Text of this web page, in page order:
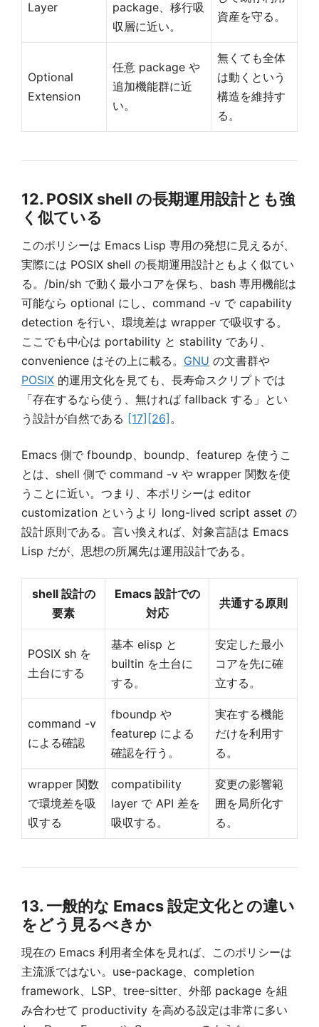
Layer
package、移行吸
収層に近い。
資産を守る。
Optional
Extension
任意 package や
追加機能群に近
い。
無くても全体
は動くという
構造を維持す
る。
12. POSIX shell の長期運用設計とも強
く似ている
このポリシーは Emacs Lisp 専用の発想に見えるが、
実際には POSIX shell の長期運用設計ともよく似てい
る。/bin/sh で動く最小コアを保ち、bash 専用機能は
可能なら optional にし、command -v で capability
detection を行い、環境差は wrapper で吸収する。
ここでも中心は portability と stability であり、
convenience はその上に載る。 GNU の文書群や
POSIX 的運用文化を見ても、長寿命スクリプトでは
「存在するなら使う、無ければ fallback する」とい
う設計が自然である [17] [26] 。
Emacs 側で fboundp、boundp、featurep を使うこ
とは、shell 側で command -v や wrapper 関数を使
うことに近い。つまり、本ポリシーは editor
customization というより long-lived script asset の
設計原則である。言い換えれば、対象言語は Emacs
Lisp だが、思想の所属先は運用設計である。
shell 設計の
要素
Emacs 設計での
対応
共通する原則
POSIX sh を
土台にする
基本 elisp と
builtin を土台に
する。
安定した最小
コアを先に確
立する。
command -v
による確認
fboundp や
featurep による
確認を行う。
実在する機能
だけを利用す
る。
wrapper 関数
で環境差を吸
収する
compatibility
layer で API 差を
吸収する。
変更の影響範
囲を局所化す
る。
13. 一般的な Emacs 設定文化との違い
をどう見るべきか
現在の Emacs 利用者全体を見れば、このポリシーは
主流派ではない。use-package、completion
framework、LSP、tree-sitter、外部 package を組
み合わせて productivity を高める設定は非常に多い